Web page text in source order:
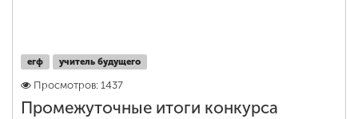
егф учитель будущего
Просмотров: 1437
Промежуточные итоги конкурса